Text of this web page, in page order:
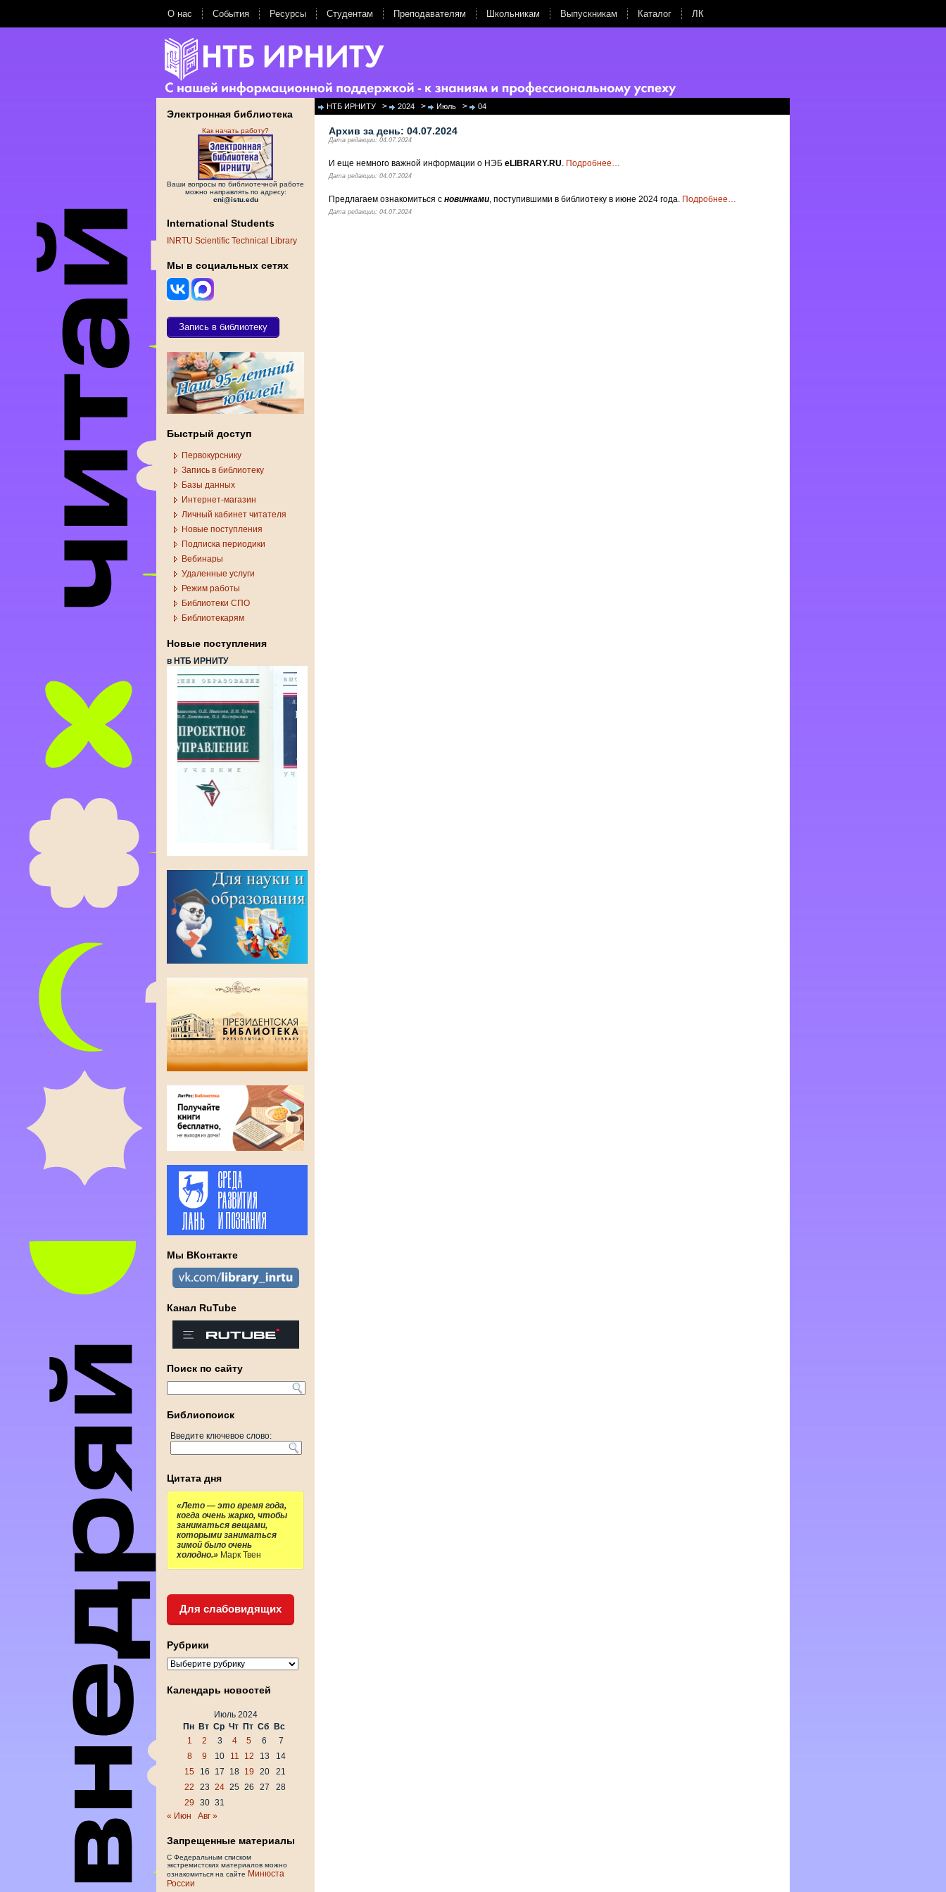
О нас События Ресурсы Студентам Преподавателям Школьникам Выпускникам Каталог ЛК
Электронная библиотека
Как начать работу?
Ваши вопросы по библиотечной работе
можно направлять по адресу:
cni@istu.edu
International Students
INRTU Scientific Technical Library
Мы в социальных сетях
Запись в библиотеку
Быстрый доступ
Первокурснику
Запись в библиотеку
Базы данных
Интернет-магазин
Личный кабинет читателя
Новые поступления
Подписка периодики
Вебинары
Удаленные услуги
Режим работы
Библиотеки СПО
Библиотекарям
Новые поступления
в НТБ ИРНИТУ
Мы ВКонтакте
Канал RuTube
Поиск по сайту
Библиопоиск
Введите ключевое слово:
Цитата дня
«Лето — это время года,
когда очень жарко, чтобы
заниматься вещами,
которыми заниматься
зимой было очень
холодно.» Марк Твен
Для слабовидящих
Рубрики
Рубрики
Календарь новостей
Июль 2024
Пн Вт Ср Чт Пт Сб
Вс
1
2 3 4 5 6
7
8
9 10 11 12 13
14
15
16 17 18 19 20
21
22
23 24 25 26 27
28
29
30 31
« Июн
Авг »
Запрещенные материалы
С Федеральным списком
экстремистских материалов можно
ознакомиться на сайте Минюста
России
НТБ ИРНИТУ > 2024 > Июль > 04
Архив за день: 04.07.2024
Дата редакции: 04.07.2024
И еще немного важной информации о НЭБ eLIBRARY.RU. Подробнее…
Дата редакции: 04.07.2024
Предлагаем ознакомиться с новинками, поступившими в библиотеку в июне 2024 года. Подробнее…
Дата редакции: 04.07.2024